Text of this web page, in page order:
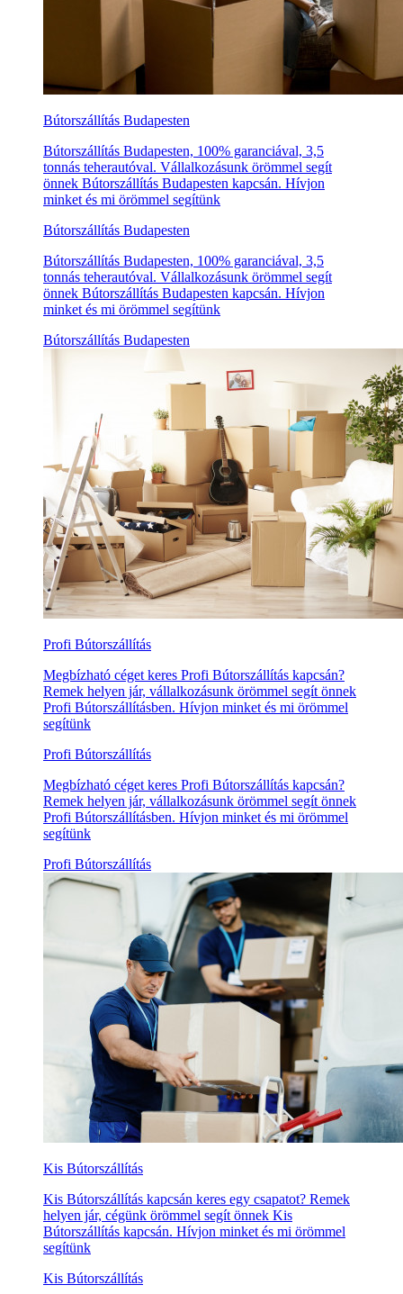
Bútorszállítás Budapesten
Bútorszállítás Budapesten, 100% garanciával, 3,5
tonnás teherautóval. Vállalkozásunk örömmel segít
önnek Bútorszállítás Budapesten kapcsán. Hívjon
minket és mi örömmel segítünk
Bútorszállítás Budapesten
Bútorszállítás Budapesten, 100% garanciával, 3,5
tonnás teherautóval. Vállalkozásunk örömmel segít
önnek Bútorszállítás Budapesten kapcsán. Hívjon
minket és mi örömmel segítünk
Bútorszállítás Budapesten
Profi Bútorszállítás
Megbízható céget keres Profi Bútorszállítás kapcsán?
Remek helyen jár, vállalkozásunk örömmel segít önnek
Profi Bútorszállításben. Hívjon minket és mi örömmel
segítünk
Profi Bútorszállítás
Megbízható céget keres Profi Bútorszállítás kapcsán?
Remek helyen jár, vállalkozásunk örömmel segít önnek
Profi Bútorszállításben. Hívjon minket és mi örömmel
segítünk
Profi Bútorszállítás
Kis Bútorszállítás
Kis Bútorszállítás kapcsán keres egy csapatot? Remek
helyen jár, cégünk örömmel segít önnek Kis
Bútorszállítás kapcsán. Hívjon minket és mi örömmel
segítünk
Kis Bútorszállítás